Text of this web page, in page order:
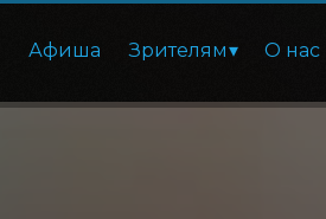
Афиша Зрителям О нас